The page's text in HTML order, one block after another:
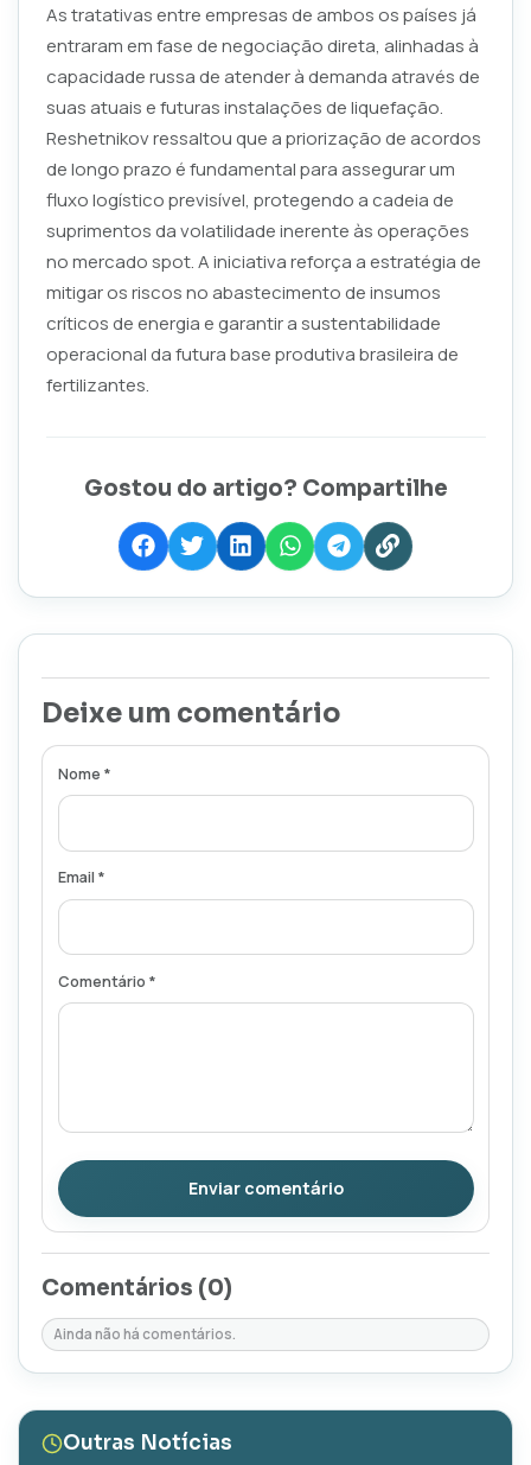
As tratativas entre empresas de ambos os países já
entraram em fase de negociação direta, alinhadas à
capacidade russa de atender à demanda através de
suas atuais e futuras instalações de liquefação.
Reshetnikov ressaltou que a priorização de acordos
de longo prazo é fundamental para assegurar um
fluxo logístico previsível, protegendo a cadeia de
suprimentos da volatilidade inerente às operações
no mercado spot. A iniciativa reforça a estratégia de
mitigar os riscos no abastecimento de insumos
críticos de energia e garantir a sustentabilidade
operacional da futura base produtiva brasileira de
fertilizantes.
Gostou do artigo? Compartilhe
Deixe um comentário
Nome *
Email *
Comentário *
Enviar comentário
Comentários (0)
Ainda não há comentários.
Outras Notícias